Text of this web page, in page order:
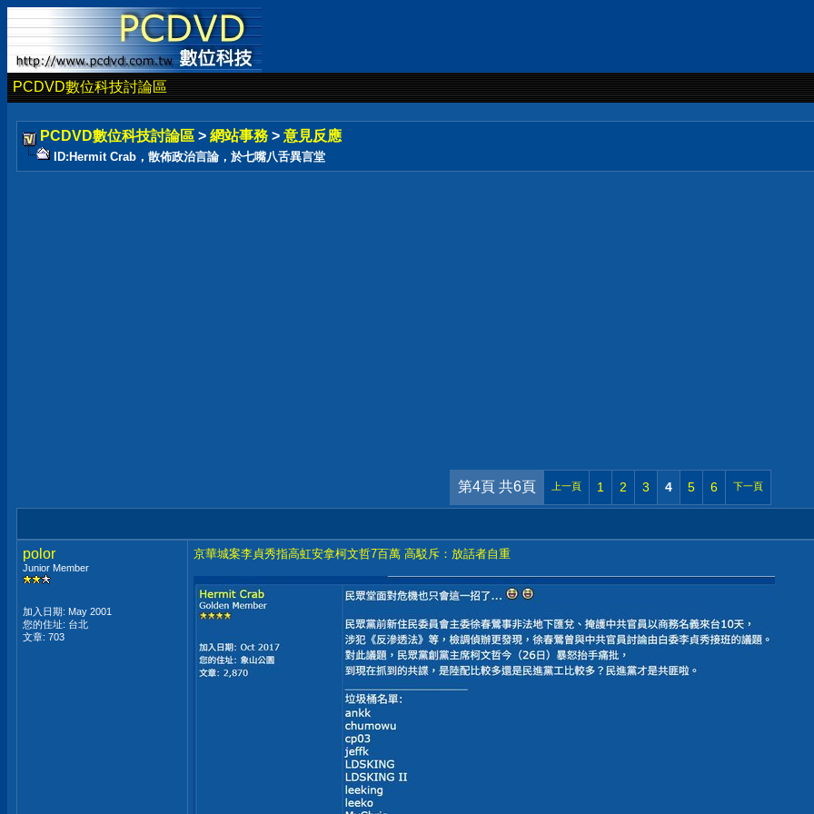
PCDVD數位科技討論區
PCDVD數位科技討論區 > 網站事務 > 意見反應
ID:Hermit Crab，散佈政治言論，於七嘴八舌異言堂
第4頁 共6頁 上一頁 1 2 3 4 5 6 下一頁
polor
Junior Member
加入日期: May 2001
您的住址: 台北
文章: 703
京華城案李貞秀指高虹安拿柯文哲7百萬 高駁斥：放話者自重